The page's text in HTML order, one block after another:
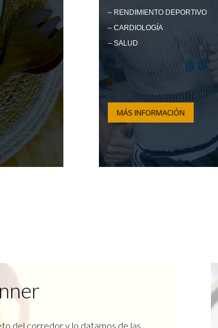
– RENDIMIENTO DEPORTIVO
– CARDIOLOGÍA
– SALUD
MÁS INFORMACIÓN
del corredor y lo datamos de las